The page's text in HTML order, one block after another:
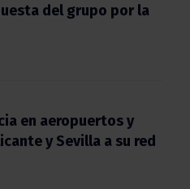
del grupo por la
en aeropuertos y
y Sevilla a su red